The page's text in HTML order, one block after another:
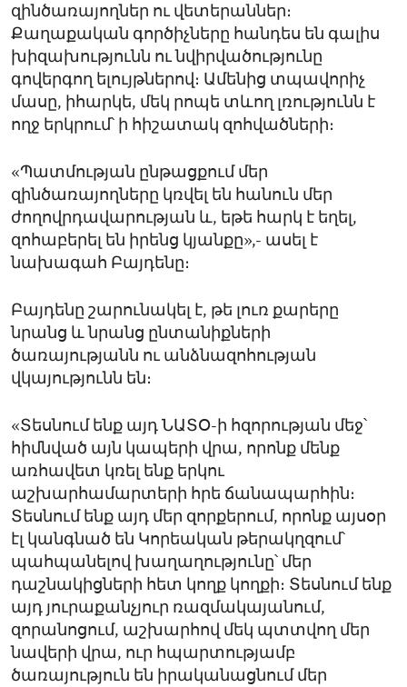
զինծառայողներ ու վետերաններ։
Քաղաքական գործիչները հանդես են գալիս
խիզախությունն ու նվիրվածությունը
գովերգող ելույթներով։ Ամենից տպավորիչ
մասը, իհարկե, մեկ րոպե տևող լռությունն է
ողջ երկրում՝ ի հիշատակ զոհվածների։
«Պատմության ընթացքում մեր
զինծառայողները կռվել են հանուն մեր
ժողովրդավարության և, եթե հարկ է եղել,
զոհաբերել են իրենց կյանքը»,- ասել է
նախագահ Բայդենը։
Բայդենը շարունակել է, թե լուռ քարերը
նրանց և նրանց ընտանիքների
ծառայությանն ու անձնազոհության
վկայությունն են։
«Տեսնում ենք այդ ՆԱՏՕ-ի հզորության մեջ՝
հիմնված այն կապերի վրա, որոնք մենք
առհավետ կռել ենք երկու
աշխարհամարտերի հրե ճանապարհին։
Տեսնում ենք այդ մեր զորքերում, որոնք այսօր
էլ կանգնած են Կորեական թերակղզում՝
պահպանելով խաղաղությունը՝ մեր
դաշնակիցների հետ կողք կողքի։ Տեսնում ենք
այդ յուրաքանչյուր ռազմակայանում,
զորանոցում, աշխարհով մեկ պտտվող մեր
նավերի վրա, ուր հպարտությամբ
ծառայություն են իրականացնում մեր